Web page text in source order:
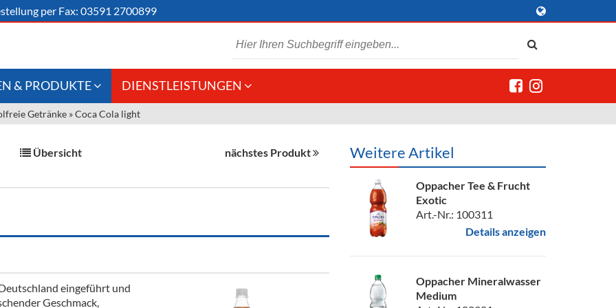
per Fax: 03591 2700899
Gastronomie
Großhandel
& PRODUKTE
Getränke
DIENSTLEISTUNGEN
Kommisionskauf &
Getränke »Coca Cola light
Übersicht nächstes Produkt
eingeführt und
Geschmack,
Weitere Artikel
Oppacher Tee & Frucht
Exotic
Art.-Nr.: 100311
Details anzeigen
Oppacher Mineralwasser
Medium